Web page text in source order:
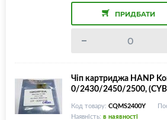
ПРИДБАТИ
Чіп картриджа HANP
0/2430/2450/2500,
Код товару: CQMS2400Y
Наявність: в наявності